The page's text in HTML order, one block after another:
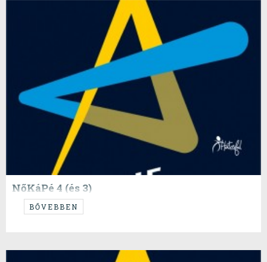
NőKáPé 4 (és 3)
Elkészült ám a harmadik KP is, de megint valahogy úgy jött ki, hogy
nem került ki. Most írunk egy negyediket, a megnemjelent harmadikat
BŐVEBBEN